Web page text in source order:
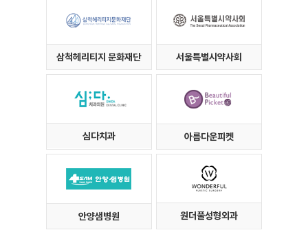
삼척헤리티지 문화재단 서울특별시약사회
심다치과 아름다운피켓
안양샘병원 원더풀성형외과